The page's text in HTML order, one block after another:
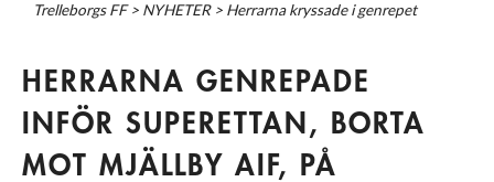
Trelleborgs FF> NYHETER> Herrarna kryssade i genrepet
HERRARNA GENREPADE
INFÖR SUPERETTAN, BORTA
MOT MJÄLLBY AIF, PÅ